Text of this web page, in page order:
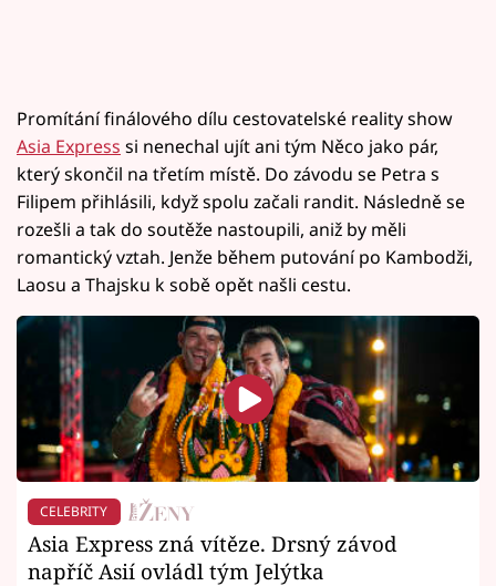
Promítání finálového dílu cestovatelské reality show
Asia Express si nenechal ujít ani tým Něco jako pár,
který skončil na třetím místě. Do závodu se Petra s
Filipem přihlásili, když spolu začali randit. Následně se
rozešli a tak do soutěže nastoupili, aniž by měli
romantický vztah. Jenže během putování po Kambodži,
Laosu a Thajsku k sobě opět našli cestu.
CELEBRITY
Asia Express zná vítěze. Drsný závod
napříč Asií ovládl tým Jelýtka